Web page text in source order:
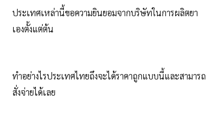
ประเทศเหล่านี้ขอความยินยอมจากบริษัทในการผลิตยา
เองตั้งแต่ต้น
ทำอย่างไรประเทศไทยถึงจะได้ราคาถูกแบบนี้และสามารถ
สั่งจ่ายได้เลย